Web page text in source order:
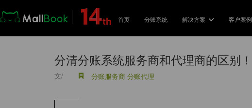
首页 分账系统 解决方案 客户案例
分清分账系统服务商和代理商的区别！
文/ 分账服务商 分账代理